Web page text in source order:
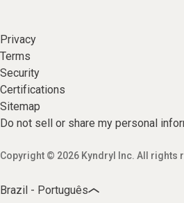
Privacy
Terms
Security
Certifications
Sitemap
Do not sell or share my personal
Copyright © 2026 Kyndryl Inc. All rights
Brazil - Português